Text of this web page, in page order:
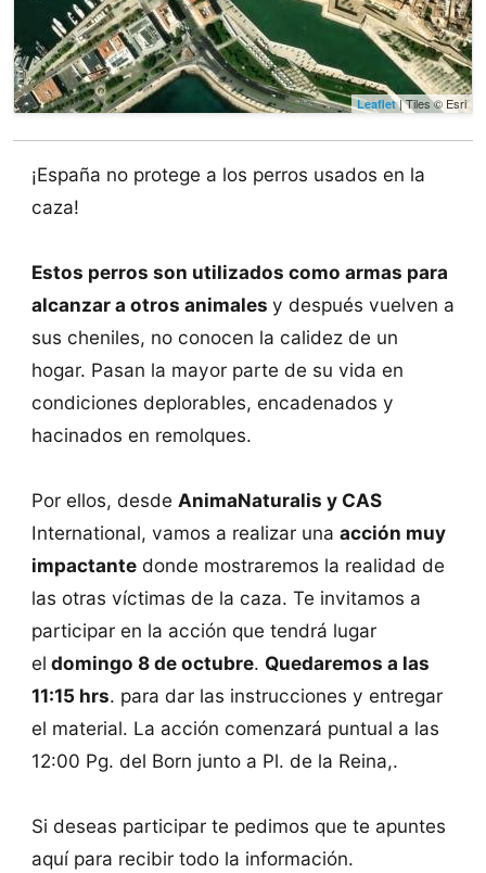
Leaflet| Tiles © Esri
¡España no protege a los perros usados en la
caza!
Estos perros son utilizados como armas para
alcanzar a otros animales y después vuelven a
sus cheniles, no conocen la calidez de un
hogar. Pasan la mayor parte de su vida en
condiciones deplorables, encadenados y
hacinados en remolques.
Por ellos, desde AnimaNaturalis y CAS
International, vamos a realizar una acción muy
impactantedonde mostraremos la realidad de
las otras víctimas de la caza. Te invitamos a
participar en la acción que tendrá lugar
el domingo 8 de octubre. Quedaremos a las
11:15 hrs. para dar las instrucciones y entregar
el material. La acción comenzará puntual a las
12:00 Pg. del Born junto a Pl. de la Reina,.
Si deseas participar te pedimos que te apuntes
aquí para recibir todo la información.